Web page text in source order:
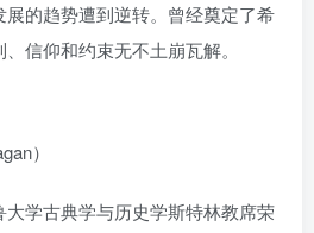
的趋势遭到逆转。曾经奠定了希
信仰和约束无不土崩瓦解。
）
学古典学与历史学斯特林教席荣